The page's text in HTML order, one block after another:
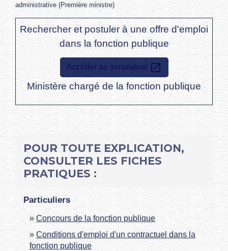
administrative (Première ministre)
Rechercher et postuler à une offre d'emploi
dans la fonction publique
Accéder au simulateur open_in_new
Ministère chargé de la fonction publique
POUR TOUTE EXPLICATION,
CONSULTER LES FICHES
PRATIQUES :
Particuliers
Concours de la fonction publique
Conditions d'emploi d'un contractuel dans la
fonction publique